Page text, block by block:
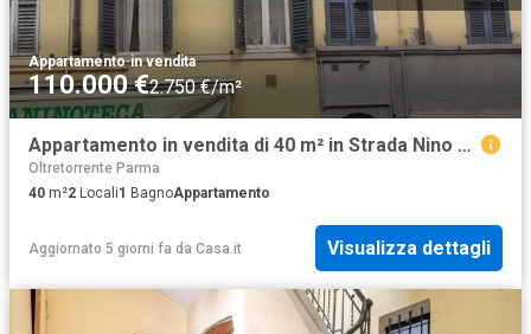
Appartamento·in vendita
110.000 €2.750 €/m²
Appartamento in vendita di 40 m² in Strada Nino Bixio, 123
Oltretorrente Parma
40 m²2 Locali1 BagnoAppartamento
Aggiornato 5 giorni fa da Casa.it Visualizza dettagli